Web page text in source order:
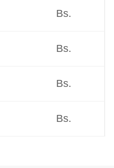
Bs.
Bs.
Bs.
Bs.